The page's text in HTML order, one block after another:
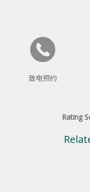
致电预约
Rating